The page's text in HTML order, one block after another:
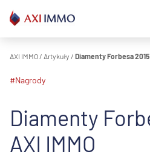
do
treści
AXI IMMO / Artykuły / Diamenty Forbesa 2015
#nagrody
Diamenty
AXI IMMO